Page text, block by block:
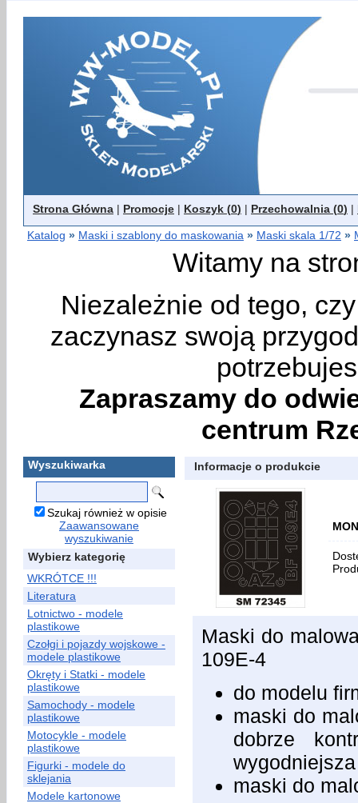
Strona Główna | Promocje | Koszyk (0) | Przechowalnia (0) |
Katalog » Maski i szablony do maskowania » Maski skala 1/72 »
Witamy na
Niezależnie od tego,
zaczynasz swoją
Zapraszamy do
centrum
Wyszukiwarka
Szukaj również w opisie
Zaawansowane
wyszukiwanie
Wybierz kategorię
WKRÓTCE !!!
Literatura
Lotnictwo - modele
plastikowe
Czołgi i pojazdy wojskowe -
modele plastikowe
Okręty i Statki - modele
plastikowe
Samochody - modele
plastikowe
Motocykle - modele
plastikowe
Figurki - modele do
sklejania
Modele kartonowe
Informacje o produkcie
Maski do
109E-4
do modelu
maski do
dobrze
maski do